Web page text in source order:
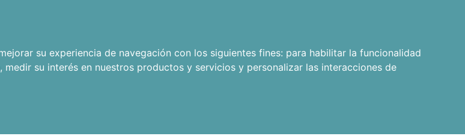
su experiencia de navegación con los siguientes fines: para habilitar la funcionalidad
, medir su interés en nuestros productos y servicios y personalizar las interacciones de